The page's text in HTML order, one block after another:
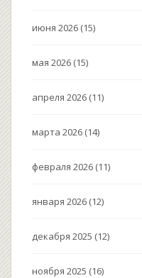
июня 2026 (15)
мая 2026 (15)
апреля 2026 (11)
марта 2026 (14)
февраля 2026 (11)
января 2026 (12)
декабря 2025 (12)
ноября 2025 (16)